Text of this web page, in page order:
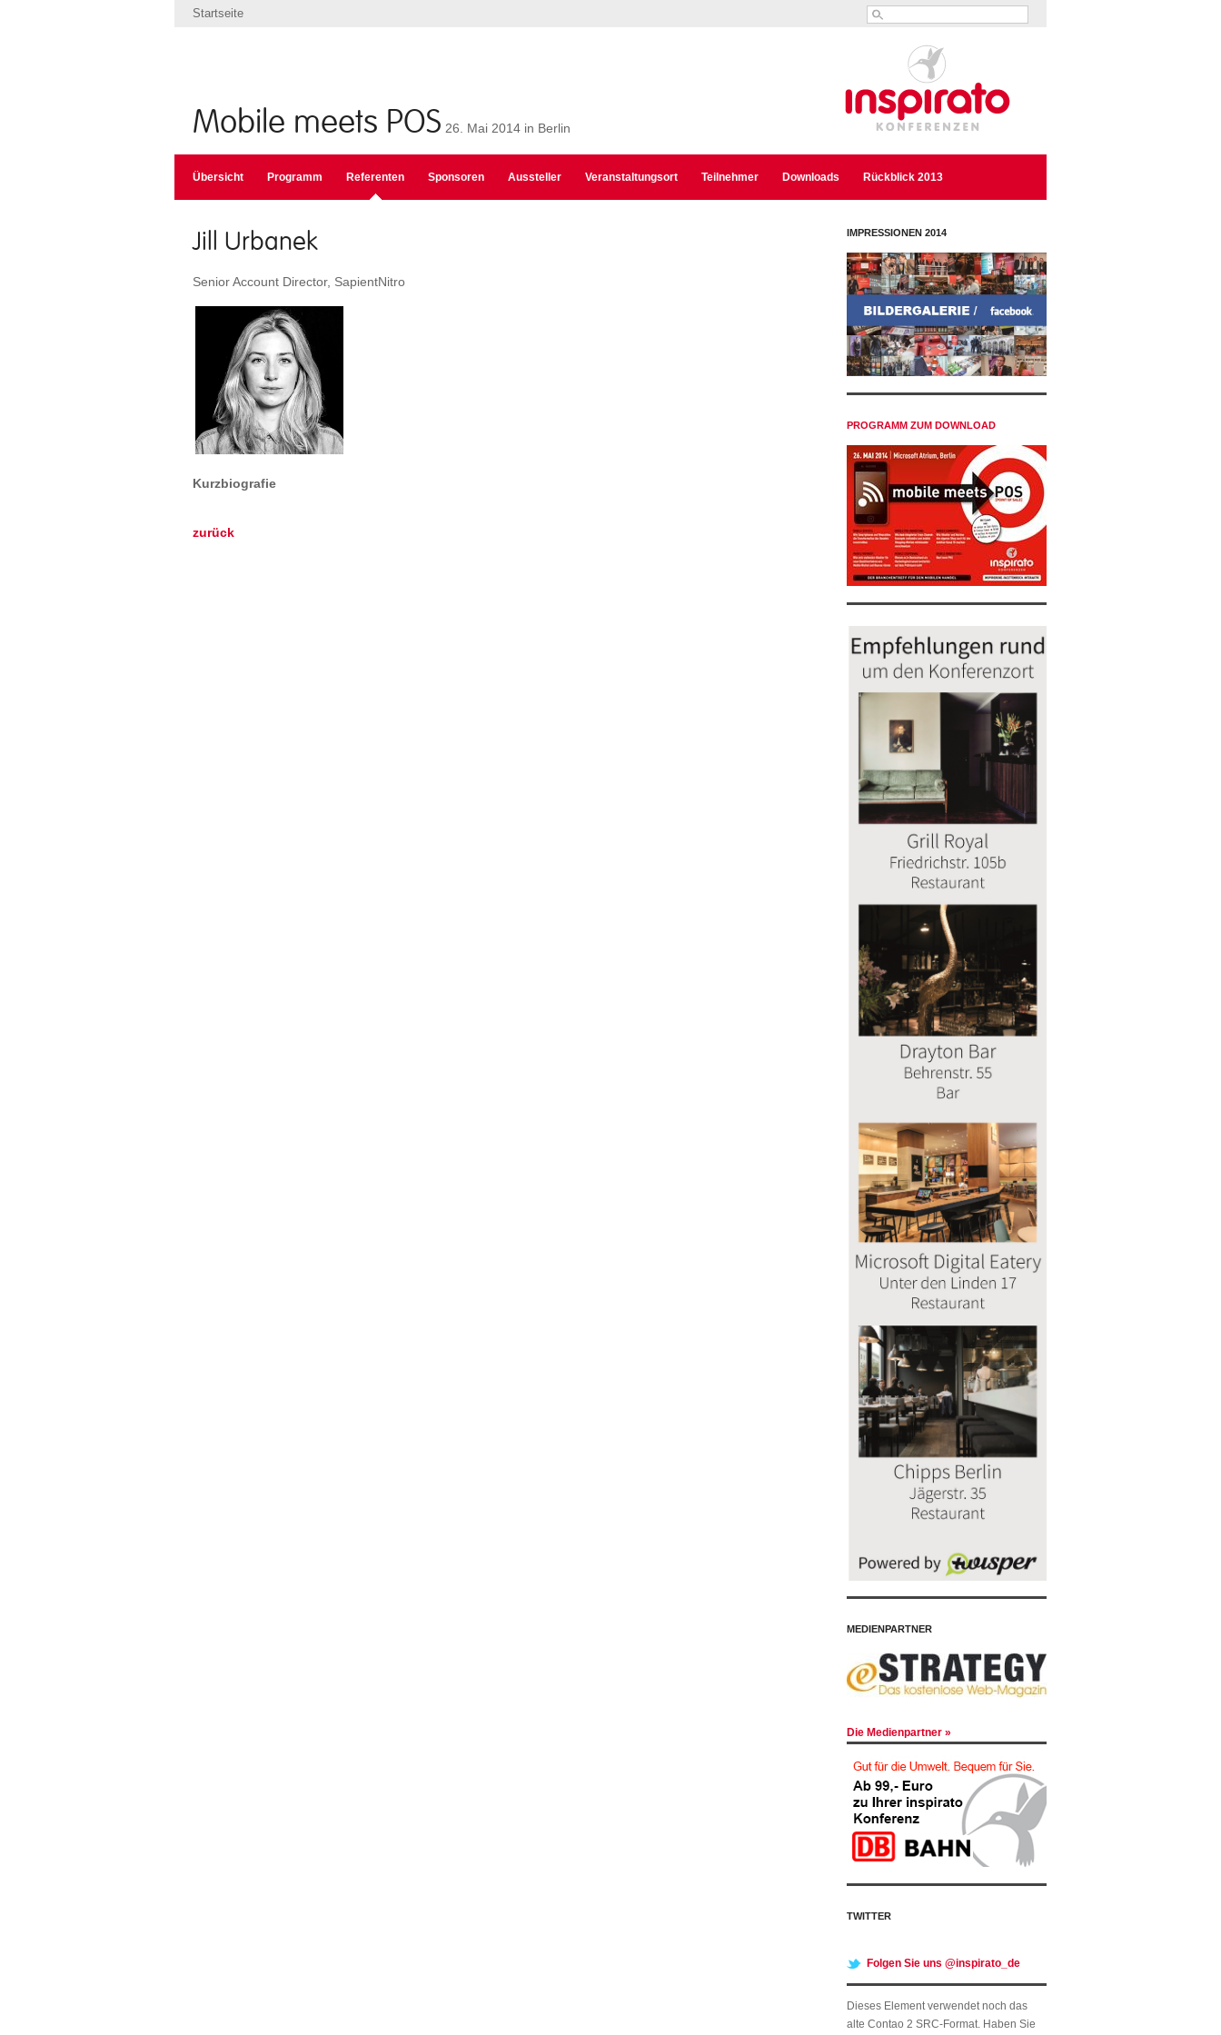
Startseite
Mobile meets POS 26. Mai 2014 in Berlin
Übersicht Programm Referenten Sponsoren Aussteller Veranstaltungsort Teilnehmer Downloads Rückblick 2013
Jill Urbanek
Senior Account Director, SapientNitro
Kurzbiografie
zurück
IMPRESSIONEN 2014
PROGRAMM ZUM DOWNLOAD
MEDIENPARTNER
Die Medienpartner »
TWITTER
Folgen Sie uns @inspirato_de
Dieses Element verwendet noch das
alte Contao 2 SRC-Format. Haben Sie